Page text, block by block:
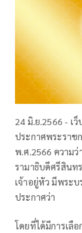
24 มิ.ย.2566 - เ
ประกาศพระราช
พ.ศ.2566 ความ
รามาธิบดีศรีสินท
เจ้าอยู่หัว มีพระบ
ประกาศว่า
โดยที่ได้มีการเลื